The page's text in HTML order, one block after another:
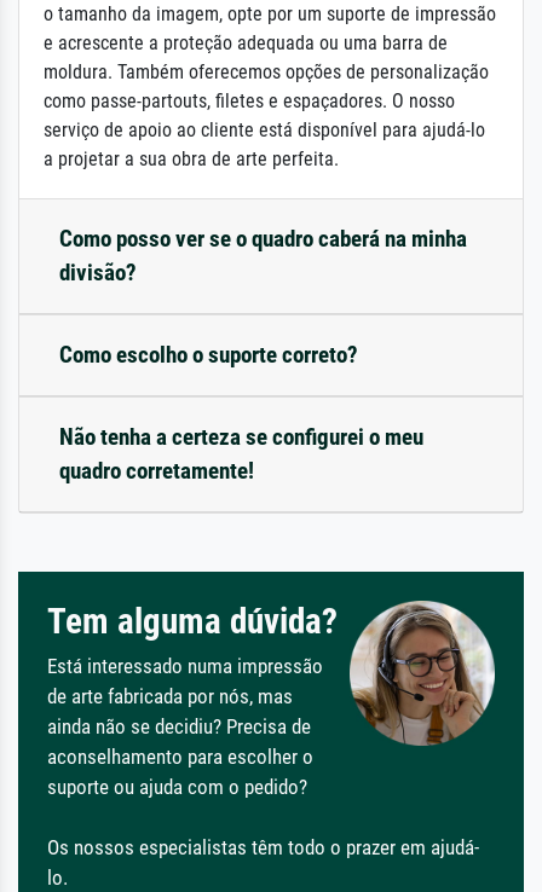
o tamanho da imagem, opte por um suporte de impressão
e acrescente a proteção adequada ou uma barra de
moldura. Também oferecemos opções de personalização
como passe-partouts, filetes e espaçadores. O nosso
serviço de apoio ao cliente está disponível para ajudá-lo
a projetar a sua obra de arte perfeita.
Como posso ver se o quadro caberá na minha
divisão?
Como escolho o suporte correto?
Não tenha a certeza se configurei o meu
quadro corretamente!
Tem alguma dúvida?
Está interessado numa impressão
de arte fabricada por nós, mas
ainda não se decidiu? Precisa de
aconselhamento para escolher o
suporte ou ajuda com o pedido?
Os nossos especialistas têm todo o prazer em ajudá-
lo.